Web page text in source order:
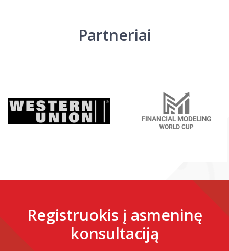
Partneriai
Registruokis į asmeninę
konsultaciją